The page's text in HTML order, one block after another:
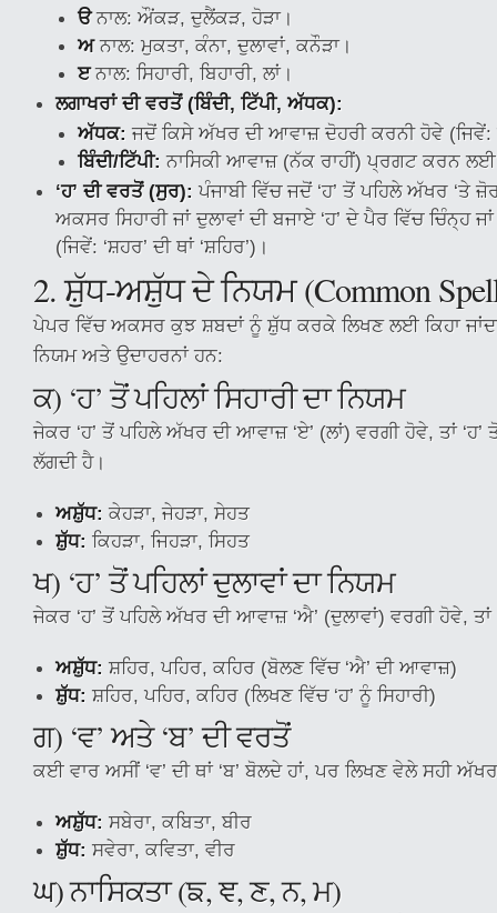
ੳਨਾਲ: ਔਂਕੜ, ਦੁਲੈਂਕੜ, ਹੋੜਾ।
ਅਨਾਲ: ਮੁਕਤਾ, ਕੰਨਾ, ਦੁਲਾਵਾਂ, ਕਨੌੜਾ।
ੲਨਾਲ: ਸਿਹਾਰੀ, ਬਿਹਾਰੀ, ਲਾਂ।
ਲਗਾਖਰਾਂ ਦੀ ਵਰਤੋਂ (ਬਿੰਦੀ, ਟਿੱਪੀ, ਅੱਧਕ):
ਅੱਧਕ: ਜਦੋਂ ਕਿਸੇ ਅੱਖਰ ਦੀ ਆਵਾਜ਼ ਦੋਹਰੀ ਕਰਨੀ ਹੋਵੇ
ਬਿੰਦੀ/ਟਿੱਪੀ: ਨਾਸਿਕੀ ਆਵਾਜ਼ (ਨੱਕ ਰਾਹੀਂ) ਪ੍ਰਗਟ ਕਰਨ
‘ਹ’ ਦੀ ਵਰਤੋਂ (ਸੁਰ): ਪੰਜਾਬੀ ਵਿੱਚ ਜਦੋਂ ‘ਹ’ ਤੋਂ ਪਹਿਲੇ ਅੱਖਰ ‘ਤੇ
ਅਕਸਰ ਸਿਹਾਰੀ ਜਾਂ ਦੁਲਾਵਾਂ ਦੀ ਬਜਾਏ ‘ਹ’ ਦੇ ਪੈਰ ਵਿੱਚ ਚਿੰਨ੍ਹ
(ਜਿਵੇਂ: ‘ਸ਼ਹਰ’ ਦੀ ਥਾਂ ‘ਸ਼ਹਿਰ’)।
2. ਸ਼ੁੱਧ-ਅਸ਼ੁੱਧ ਦੇ ਨਿਯਮ (Common
ਪੇਪਰ ਵਿੱਚ ਅਕਸਰ ਕੁਝ ਸ਼ਬਦਾਂ ਨੂੰ ਸ਼ੁੱਧ ਕਰਕੇ ਲਿਖਣ ਲਈ ਕਿਹਾ
ਨਿਯਮ ਅਤੇ ਉਦਾਹਰਨਾਂ ਹਨ:
ਕ) ‘ਹ’ ਤੋਂ ਪਹਿਲਾਂ ਸਿਹਾਰੀ ਦਾ ਨਿਯਮ
ਜੇਕਰ ‘ਹ’ ਤੋਂ ਪਹਿਲੇ ਅੱਖਰ ਦੀ ਆਵਾਜ਼ ‘ਏ’ (ਲਾਂ) ਵਰਗੀ ਹੋਵੇ, ਤਾਂ ‘ਹ’
ਲੱਗਦੀ ਹੈ।
ਅਸ਼ੁੱਧ: ਕੇਹੜਾ, ਜੇਹੜਾ, ਸੇਹਤ
ਸ਼ੁੱਧ: ਕਿਹੜਾ, ਜਿਹੜਾ, ਸਿਹਤ
ਖ) ‘ਹ’ ਤੋਂ ਪਹਿਲਾਂ ਦੁਲਾਵਾਂ ਦਾ ਨਿਯਮ
ਜੇਕਰ ‘ਹ’ ਤੋਂ ਪਹਿਲੇ ਅੱਖਰ ਦੀ ਆਵਾਜ਼ ‘ਐ’ (ਦੁਲਾਵਾਂ) ਵਰਗੀ ਹੋਵੇ, ਤਾਂ
ਅਸ਼ੁੱਧ: ਸ਼ਹਿਰ, ਪਹਿਰ, ਕਹਿਰ (ਬੋਲਣ ਵਿੱਚ ‘ਐ’ ਦੀ ਆਵਾਜ਼)
ਸ਼ੁੱਧ: ਸ਼ਹਿਰ, ਪਹਿਰ, ਕਹਿਰ (ਲਿਖਣ ਵਿੱਚ ‘ਹ’ ਨੂੰ ਸਿਹਾਰੀ)
ਗ) ‘ਵ’ ਅਤੇ ‘ਬ’ ਦੀ ਵਰਤੋਂ
ਕਈ ਵਾਰ ਅਸੀਂ ‘ਵ’ ਦੀ ਥਾਂ ‘ਬ’ ਬੋਲਦੇ ਹਾਂ, ਪਰ ਲਿਖਣ ਵੇਲੇ ਸਹੀ
ਅਸ਼ੁੱਧ: ਸਬੇਰਾ, ਕਬਿਤਾ, ਬੀਰ
ਸ਼ੁੱਧ: ਸਵੇਰਾ, ਕਵਿਤਾ, ਵੀਰ
ਘ) ਨਾਸਿਕਤਾ (ਙ, ਞ, ਣ, ਨ, ਮ)